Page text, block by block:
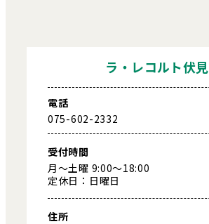
ラ・レコルト伏見
電話
075-602-2332
受付時間
月～土曜 9:00～18:00
定休日：日曜日
住所